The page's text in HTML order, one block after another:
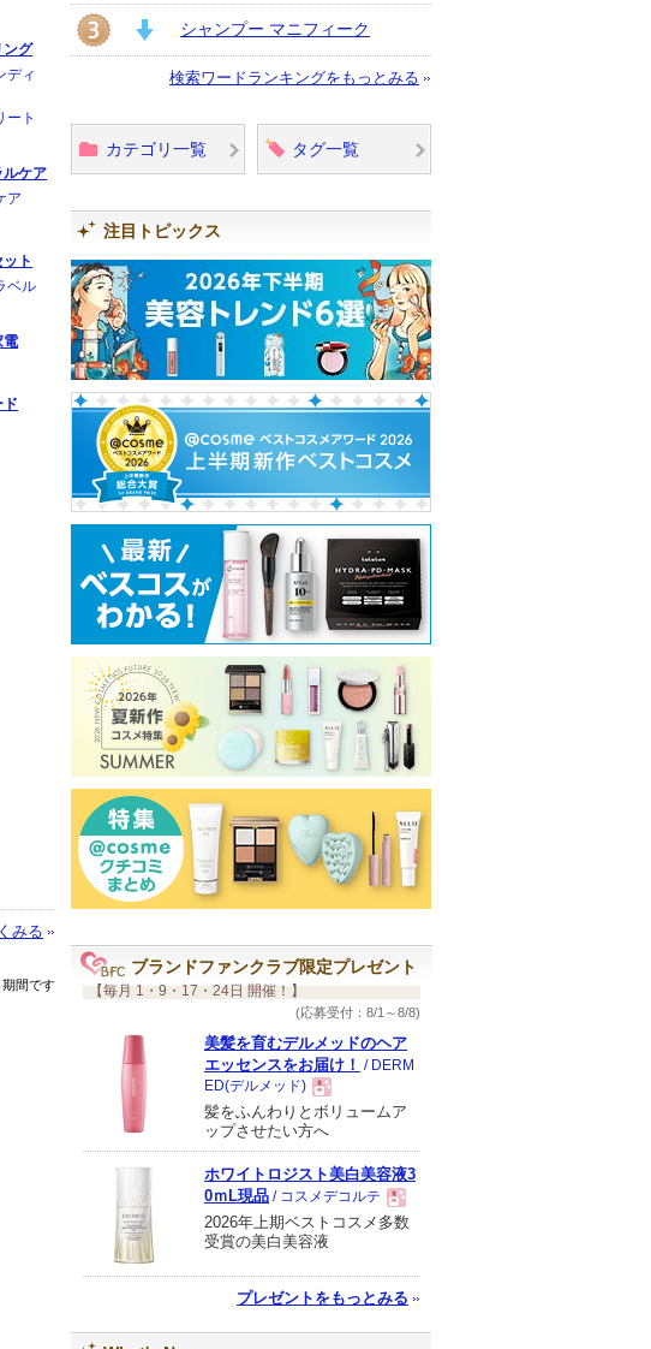
ング
ディ
ート
ルケア
ア
ト
ベル
電
ド
みる
間です
気
て
い
ま
す
2 UP
3 DOWN
シャンプー マニフィーク
検索ワードランキングをもっとみる
カテゴリ一覧 タグ一覧
注目トピックス
ブランドファンクラブ限定プレゼント
【毎月 1・9・17・24日 開催！】
(応募受付：8/1～8/8)
美髪を育むデルメッドのヘア
エッセンスをお届け！ / DERM
ED(デルメッド)
現
品
髪をふんわりとボリュームア
ップさせたい方へ
ホワイトロジスト美白美容液3
0ｍL現品 / コスメデコルテ
現
品
2026年上期ベストコスメ多数
受賞の美白美容液
プレゼントをもっとみる